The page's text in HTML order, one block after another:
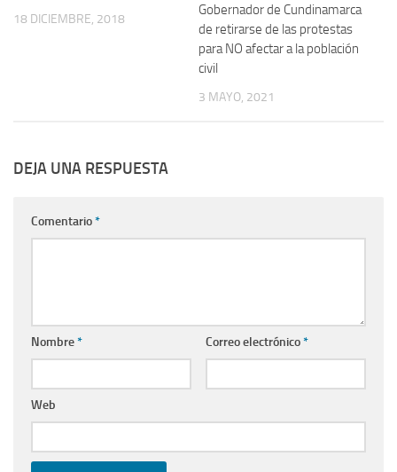
18 DICIEMBRE, 2018
Gobernador de Cundinamarca
de retirarse de las protestas
para NO afectar a la población
civil
3 MAYO, 2021
DEJA UNA RESPUESTA
Comentario*
Nombre* Correo electrónico*
Web